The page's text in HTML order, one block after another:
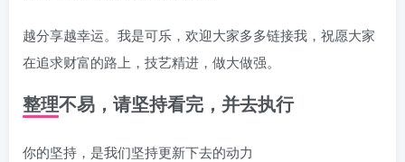
越分享越幸运。我是可乐，欢迎大家多多链接我，祝愿大家
在追求财富的路上，技艺精进，做大做强。
整理不易，请坚持看完，并去执行
你的坚持，是我们坚持更新下去的动力